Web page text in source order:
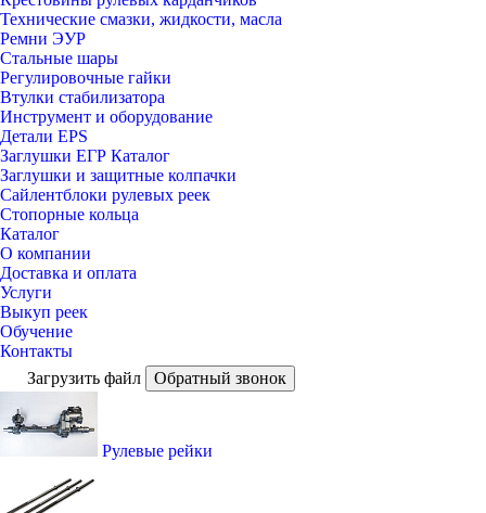
Технические смазки, жидкости, масла
Ремни ЭУР
Стальные шары
Регулировочные гайки
Втулки стабилизатора
Инструмент и оборудование
Детали EPS
Заглушки ЕГР Каталог
Заглушки и защитные колпачки
Сайлентблоки рулевых реек
Стопорные кольца
Каталог
О компании
Доставка и оплата
Услуги
Выкуп реек
Обучение
Контакты
Загрузить файл
Обратный звонок
Рулевые рейки